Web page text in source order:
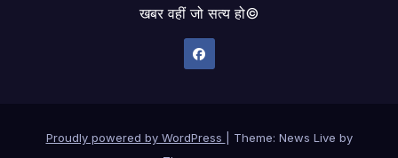
खबर वहीं जो सत्य हो©
Proudly powered by WordPress
Theme: News Live by